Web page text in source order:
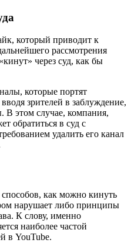
который приводит к
рассмотрения
через суд, как бы
которые портят
зрителей в заблуждение,
В этом случае, компания,
обратиться в суд с
удалить его канал
как можно кинуть
нарушает либо принципы
К слову, именно
наиболее частой
в YouTube.